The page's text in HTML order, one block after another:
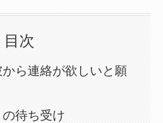
目次
ら連絡が欲しいと願
待ち受け